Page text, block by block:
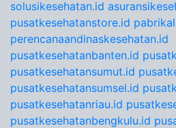
solusikesehatan.id
pusatkesehatanstore.id
perencanaandinaskesehatan.id
pusatkesehatanbanten.id
pusatkesehatansumut.id
pusatkesehatansumsel.id
pusatkesehatanriau.id
pusatkesehatanbengkulu.id